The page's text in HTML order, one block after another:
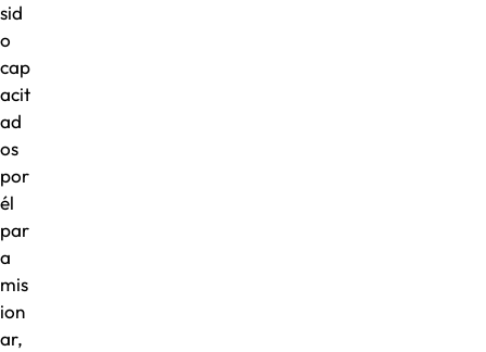
sid
o
cap
acit
ad
os
por
él
par
a
mis
ion
ar,